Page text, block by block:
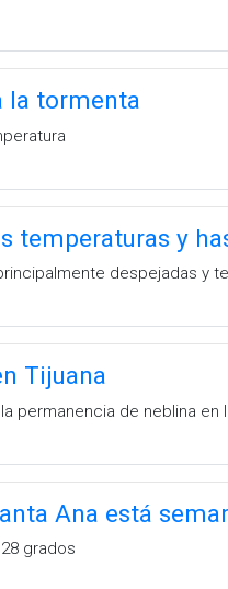
la tormenta
temperaturas y
despejadas y
Tijuana
permanencia de neblina en
Ana está
grados